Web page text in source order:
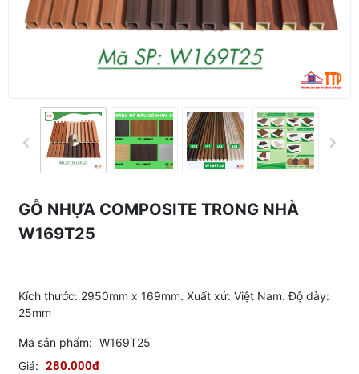
GỖ NHỰA COMPOSITE TRONG NHÀ
W169T25
Kích thước: 2950mm x 169mm. Xuất xứ: Việt Nam. Độ dày:
25mm
Mã sản phẩm: W169T25
Giá: 280.000đ